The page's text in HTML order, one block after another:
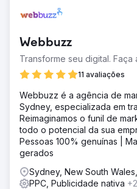
Aumentar a receita de
missão de sua marca de
Soup trabalhou em estreita
identificação de produtos
maximizar seu orçamento de
segmentos de público-alvo
encontrar clientes no
pesquisa e do Shopping
Resultado
ONLINE NO AO +98% TAXA
Webbuzz
Transforme seu digital. Faça
11 avaliações
Webbuzz é a agência de
Sydney, especializada em
Reimaginamos o funil de
todo o potencial da sua
Pessoas 100% genuínas |
gerados
Sydney, New South
PPC, Publicidade nativa